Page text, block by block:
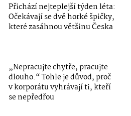
Přichází nejteplejší týden léta:
Očekávají se dvě horké špičky,
které zasáhnou většinu Česka
„Nepracujte chytře, pracujte
dlouho.“ Tohle je důvod, proč
v korporátu vyhrávají ti, kteří
se nepředřou